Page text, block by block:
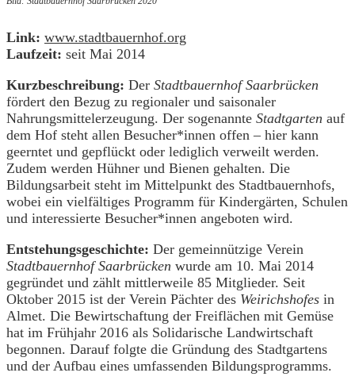
Link: www.stadtbauernhof.org
Laufzeit: seit Mai 2014
Kurzbeschreibung: Der Stadtbauernhof Saarbrücken
fördert den Bezug zu regionaler und saisonaler
Nahrungsmittelerzeugung. Der sogenannte Stadtgarten auf
dem Hof steht allen Besucher*innen offen – hier kann
geerntet und gepflückt oder lediglich verweilt werden.
Zudem werden Hühner und Bienen gehalten. Die
Bildungsarbeit steht im Mittelpunkt des Stadtbauernhofs,
wobei ein vielfältiges Programm für Kindergärten, Schulen
und interessierte Besucher*innen angeboten wird.
Entstehungsgeschichte: Der gemeinnützige Verein
Stadtbauernhof Saarbrücken wurde am 10. Mai 2014
gegründet und zählt mittlerweile 85 Mitglieder. Seit
Oktober 2015 ist der Verein Pächter des Weirichshofes in
Almet. Die Bewirtschaftung der Freiflächen mit Gemüse
hat im Frühjahr 2016 als Solidarische Landwirtschaft
begonnen. Darauf folgte die Gründung des Stadtgartens
und der Aufbau eines umfassenden Bildungsprogramms.